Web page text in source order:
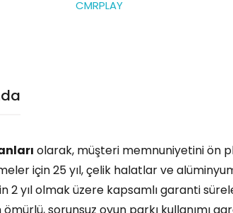
CMRPLAY
olarak, müşteri memnuniyetini ön
için 25 yıl, çelik halatlar ve
2 yıl olmak üzere kapsamlı garanti